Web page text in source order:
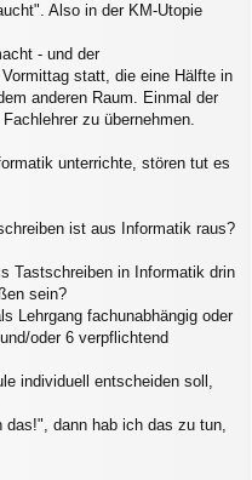
Also in der KM-Utopie
- und der
statt, die eine Hälfte in
anderen Raum. Einmal der
zu übernehmen.
unterrichte, stören tut es
ist aus Informatik raus?
Tastschreiben in Informatik drin
sein?
Lehrgang fachunabhängig oder
oder 6 verpflichtend
individuell entscheiden soll,
dann hab ich das zu tun,